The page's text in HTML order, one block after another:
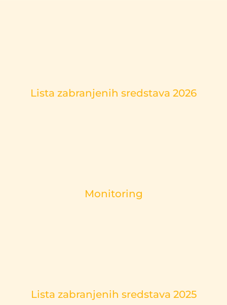
Lista zabranjenih sredstava 2026
Monitoring
Lista zabranjenih sredstava 2025